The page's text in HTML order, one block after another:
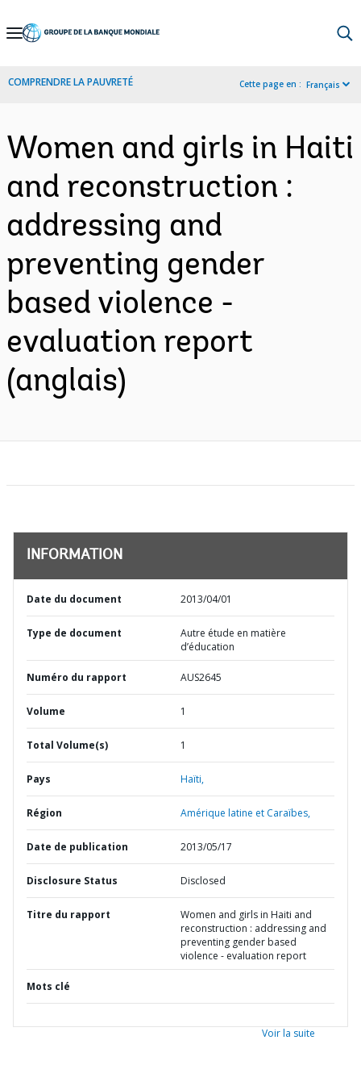
Skip
Navigation
COMPRENDRE LA PAUVRETÉ Cette page en : Français
Women and girls in Haiti
and reconstruction :
addressing and
preventing gender
based violence -
evaluation report
(anglais)
INFORMATION
Date du document 2013/04/01
Type de document
Autre étude en matière
d’éducation
Numéro du rapport AUS2645
Volume 1
Total Volume(s) 1
Pays Haïti,
Région Amérique latine et Caraïbes,
Date de publication 2013/05/17
Disclosure Status Disclosed
Titre du rapport
Women and girls in Haiti and
reconstruction : addressing and
preventing gender based
violence - evaluation report
Mots clé
Voir la suite